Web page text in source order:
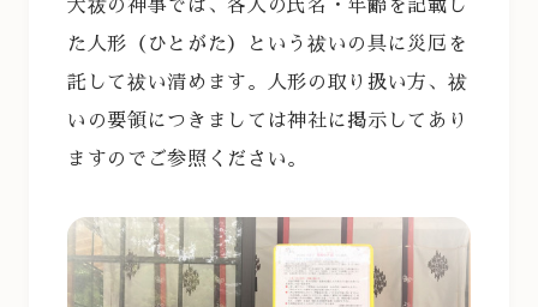
大祓の神事では、各人の氏名・年齢を記載し
た人形（ひとがた）という祓いの具に災厄を
託して祓い清めます。人形の取り扱い方、祓
いの要領につきましては神社に掲示してあり
ますのでご参照ください。